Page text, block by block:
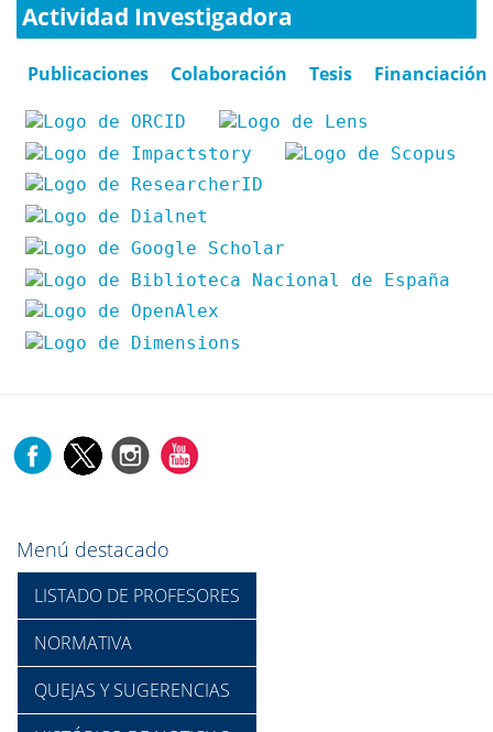
Actividad Investigadora
Publicaciones Colaboración Tesis Financiación
Menú destacado
LISTADO DE PROFESORES
NORMATIVA
QUEJAS Y SUGERENCIAS